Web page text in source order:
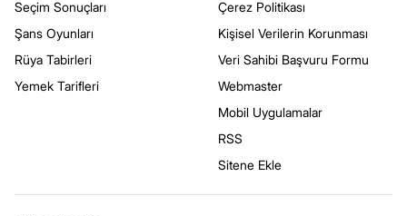
Seçim Sonuçları
Şans Oyunları
Rüya Tabirleri
Yemek Tarifleri
Çerez Politikası
Kişisel Verilerin Korunması
Veri Sahibi Başvuru Formu
Webmaster
Mobil Uygulamalar
RSS
Sitene Ekle